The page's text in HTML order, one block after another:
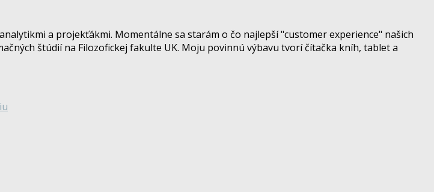
a projekťákmi. Momentálne sa starám o čo najlepší "customer experience" našich
štúdií na Filozofickej fakulte UK. Moju povinnú výbavu tvorí čítačka kníh, tablet a